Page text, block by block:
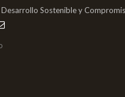
Sostenible y